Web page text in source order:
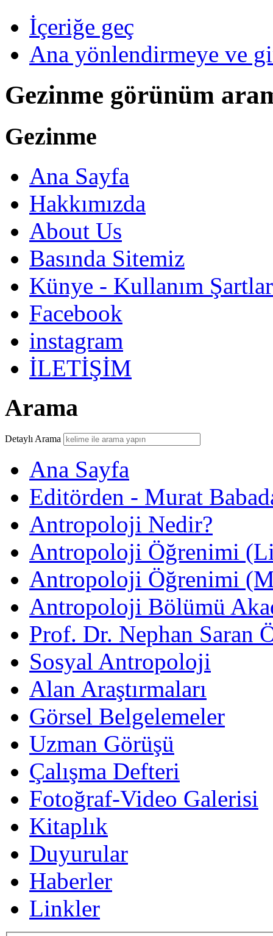
İçeriğe geç
Ana yönlendirmeye ve
Gezinme görünüm
Gezinme
Ana Sayfa
Hakkımızda
About Us
Basında Sitemiz
Künye - Kullanım
Facebook
instagram
İLETİŞİM
Arama
Detaylı Arama
Ana Sayfa
Editörden - Murat
Antropoloji Nedir?
Antropoloji Öğrenimi
Antropoloji Öğrenimi
Antropoloji Bölümü
Prof. Dr. Nephan Saran
Sosyal Antropoloji
Alan Araştırmaları
Görsel Belgelemeler
Uzman Görüşü
Çalışma Defteri
Fotoğraf-Video Galerisi
Kitaplık
Duyurular
Haberler
Linkler